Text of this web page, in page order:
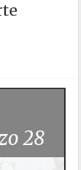
28